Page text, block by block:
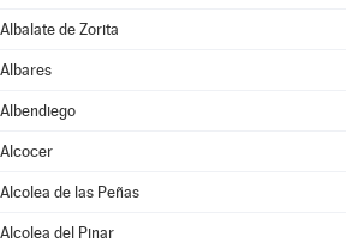
Albalate de Zorita
Albares
Albendiego
Alcocer
Alcolea de las Peñas
Alcolea del Pinar